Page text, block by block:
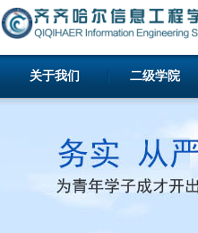
关于我们 二级学院